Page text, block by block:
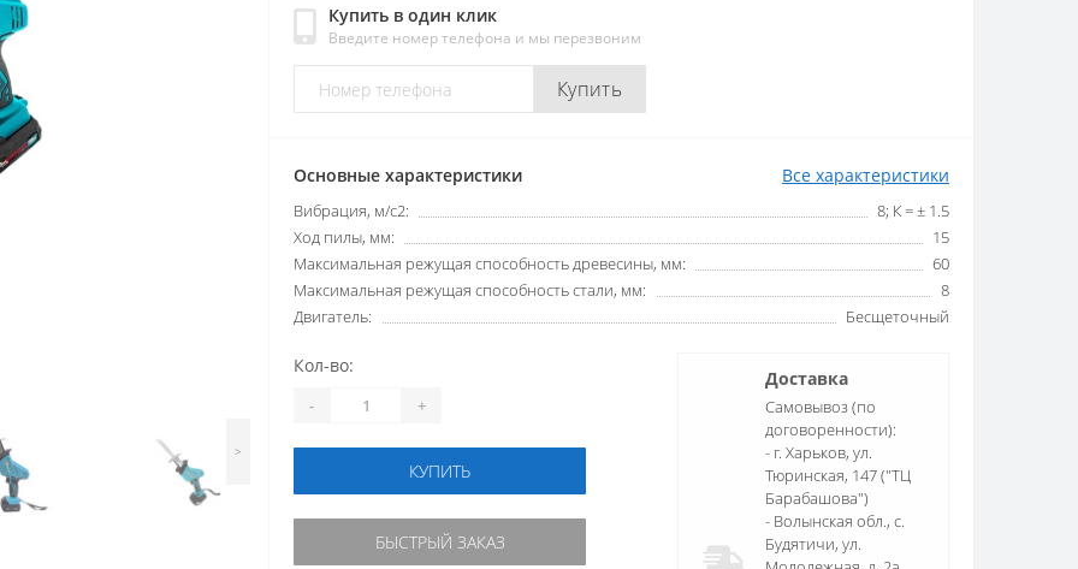
>
Купить в один клик
Введите номер телефона и мы перезвоним
Купить
Основные характеристики Все характеристики
Вибрация, м/с2:
8; К = ± 1.5
Ход пилы, мм:
15
Максимальная режущая способность древесины, мм:
60
Максимальная режущая способность стали, мм:
8
Двигатель:
Бесщеточный
Кол-во:
- +
КУПИТЬ
БЫСТРЫЙ ЗАКАЗ
Доставка
Самовывоз (по
договоренности):
- г. Харьков, ул.
Тюринская, 147 ("ТЦ
Барабашова")
- Волынская обл., c.
Будятичи, ул.